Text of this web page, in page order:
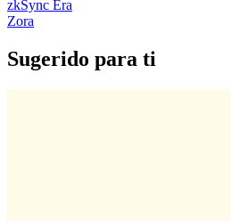
zkSync Era
Zora
Sugerido para ti